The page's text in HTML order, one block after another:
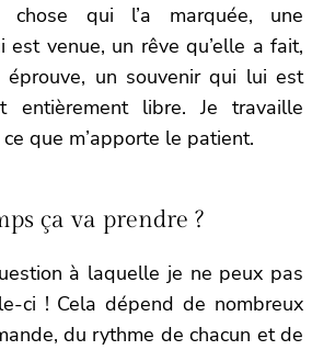
chose qui l’a marquée, une
est venue, un rêve qu’elle a fait,
éprouve, un souvenir qui lui est
entièrement libre. Je travaille
que m’apporte le patient.
ça va prendre ?
à laquelle je ne peux pas
ci ! Cela dépend de nombreux
du rythme de chacun et de